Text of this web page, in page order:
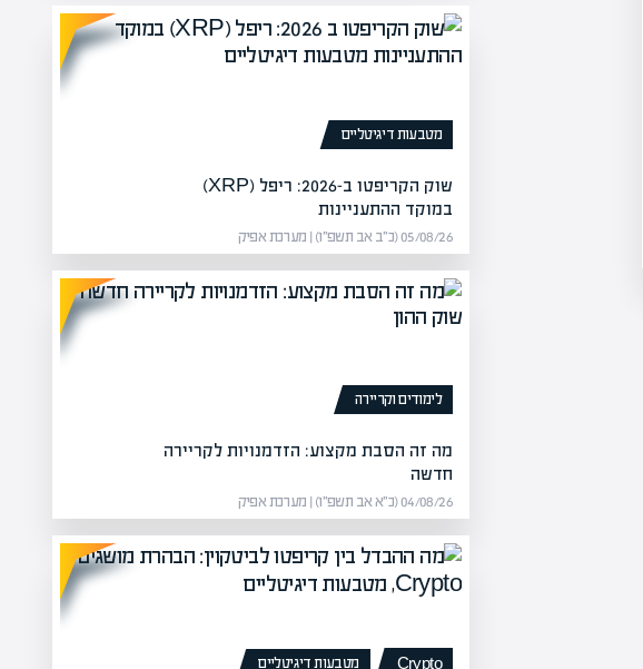
מטבעות דיגיטליים
שוק הקריפטו ב-2026: ריפל (XRP)
במוקד ההתעניינות
05/08/26 (כ״ב אב תשפ״ו) | מערכת אפיק
לימודים וקריירה
מה זה הסבת מקצוע: הזדמנויות לקריירה
חדשה
04/08/26 (כ״א אב תשפ״ו) | מערכת אפיק
Crypto מטבעות דיגיטליים